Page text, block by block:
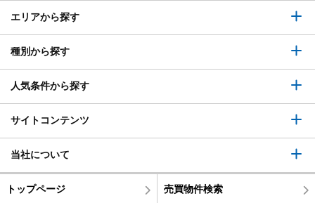
エリアから探す
種別から探す
人気条件から探す
サイトコンテンツ
当社について
トップページ 売買物件検索